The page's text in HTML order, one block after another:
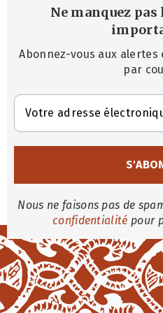
Ne manquez
Abonnez-vous aux
par
Nous ne faisons pas de
confidentialité pour